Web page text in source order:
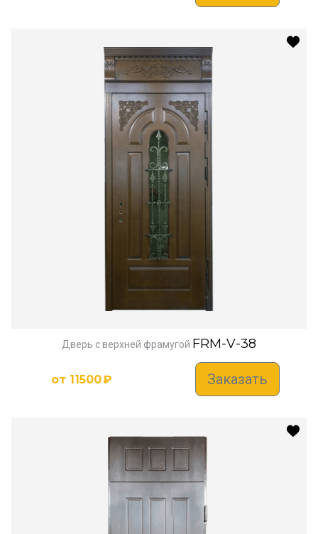
Дверь с верхней фрамугой FRM-V-38
от 11500₽ Заказать